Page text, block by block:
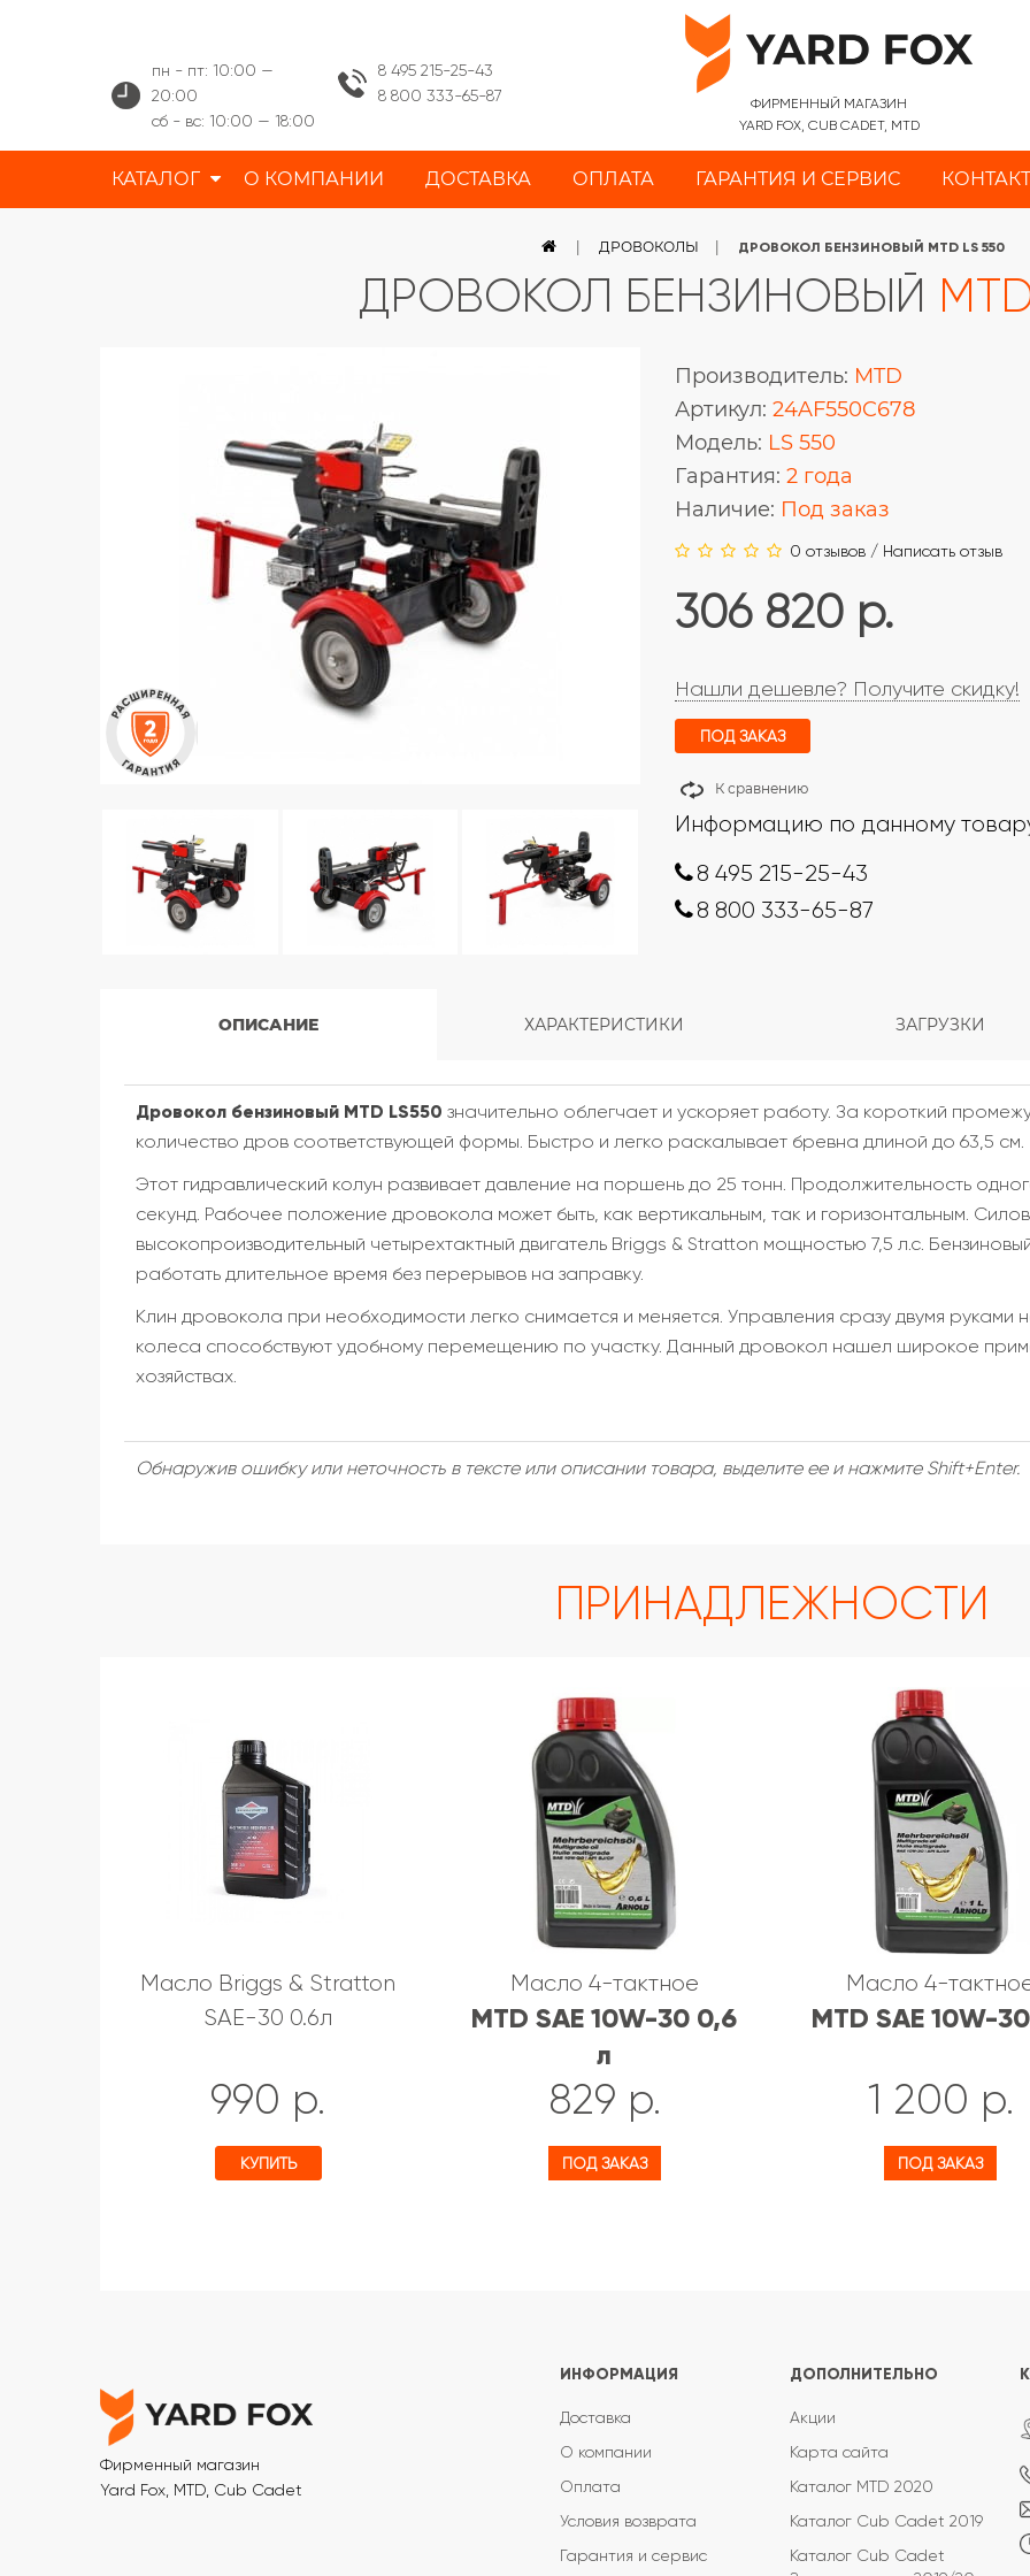
пн - пт: 10:00 —
20:00
сб - вс: 10:00 — 18:00
8 495 215-25-43
8 800 333-65-87
ФИРМЕННЫЙ МАГАЗИН
YARD FOX, CUB CADET, MTD
КАТАЛОГ О КОМПАНИИ ДОСТАВКА ОПЛАТА ГАРАНТИЯ И СЕРВИС
ДРОВОКОЛЫ ДРОВОКОЛ БЕНЗИНОВЫЙ MTD LS 550
ДРОВОКОЛ БЕНЗИНОВЫЙ
Производитель: MTD
Артикул: 24AF550C678
Модель: LS 550
Гарантия: 2 года
Наличие: Под заказ
0 отзывов / Написать отзыв
306 820 р.
Нашли дешевле? Получите скидку!
ПОД ЗАКАЗ
К сравнению
Информацию по данному
8 495 215-25-43
8 800 333-65-87
ОПИСАНИЕ ХАРАКТЕРИСТИКИ ЗАГРУЗКИ
Дровокол бензиновый MTD LS550 значительно облегчает и ускоряет работу. За короткий
количество дров соответствующей формы. Быстро и легко раскалывает бревна длиной до 63,5 см.
Этот гидравлический колун развивает давление на поршень до 25 тонн. Продолжительность
секунд. Рабочее положение дровокола может быть, как вертикальным, так и горизонтальным.
высокопроизводительный четырехтактный двигатель Briggs & Stratton мощностью 7,5 л.с.
работать длительное время без перерывов на заправку.
Клин дровокола при необходимости легко снимается и меняется. Управления сразу двумя руками
колеса способствуют удобному перемещению по участку. Данный дровокол нашел широкое
хозяйствах.
Обнаружив ошибку или неточность в тексте или описании товара, выделите ее и нажмите Shift+Enter.
ПРИНАДЛЕЖНОСТИ
Масло Briggs & Stratton
SAE-30 0.6л
990 р.
КУПИТЬ
Масло 4-тактное
MTD SAE 10W-30 0,6
л
829 р.
ПОД ЗАКАЗ
Масло 4-
MTD SAE 10W-
1 200 р.
ПОД ЗАКАЗ
Фирменный магазин
Yard Fox, MTD, Cub Cadet
ИНФОРМАЦИЯ
Доставка
О компании
Оплата
Условия возврата
Гарантия и сервис
ДОПОЛНИТЕЛЬНО
Акции
Карта сайта
Каталог MTD 2020
Каталог Cub Cadet 2019
Каталог Cub Cadet